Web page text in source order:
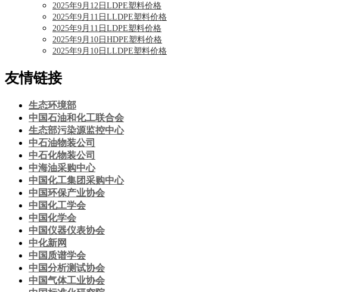
2025年9月12日LDPE塑料价格
2025年9月11日LLDPE塑料价格
2025年9月11日LDPE塑料价格
2025年9月10日HDPE塑料价格
2025年9月10日LLDPE塑料价格
友情链接
生态环境部
中国石油和化工联合会
生态部污染源监控中心
中石油物装公司
中石化物装公司
中海油采购中心
中国化工集团采购中心
中国环保产业协会
中国化工学会
中国化学会
中国仪器仪表协会
中化新网
中国质谱学会
中国分析测试协会
中国气体工业协会